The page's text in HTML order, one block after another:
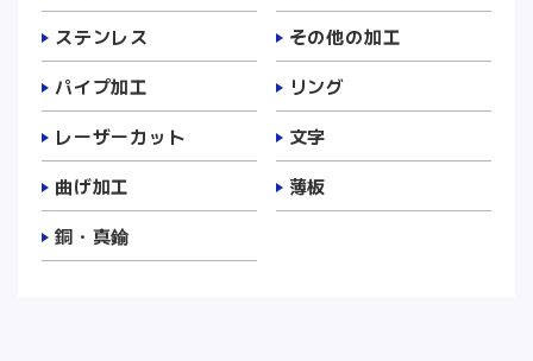
ステンレス
その他の加工
パイプ加工
リング
レーザーカット
文字
曲げ加工
薄板
銅・真鍮